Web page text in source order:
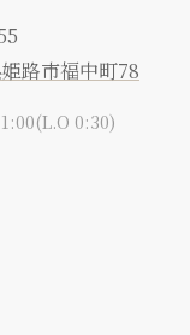
路市福中町78
0:30)